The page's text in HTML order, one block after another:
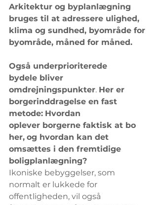
Arkitektur og byplanlægning
bruges til at adressere ulighed,
klima og sundhed, byområde for
byområde, måned for måned.
Også underprioriterede
bydele bliver
omdrejningspunkter. Her er
borgerinddragelse en fast
metode: Hvordan
oplever borgerne faktisk at bo
her, og hvordan kan det
omsættes i den fremtidige
boligplanlægning?
Ikoniske bebyggelser, som
normalt er lukkede for
offentligheden, vil også